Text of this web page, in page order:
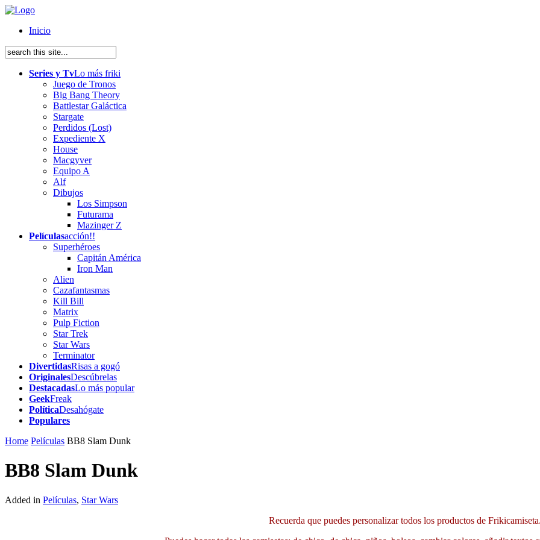
Inicio
Series y TvLo más friki
Juego de Tronos
Big Bang Theory
Battlestar Galáctica
Stargate
Perdidos (Lost)
Expediente X
House
Macgyver
Equipo A
Alf
Dibujos
Los Simpson
Futurama
Mazinger Z
Películasacción!!
Superhéroes
Capitán América
Iron Man
Alien
Cazafantasmas
Kill Bill
Matrix
Pulp Fiction
Star Trek
Star Wars
Terminator
DivertidasRisas a gogó
OriginalesDescúbrelas
DestacadasLo más popular
GeekFreak
PolíticaDesahógate
Populares
Home Películas BB8 Slam Dunk
BB8 Slam Dunk
Added in Películas, Star Wars
Recuerda que puedes personalizar todos los productos de